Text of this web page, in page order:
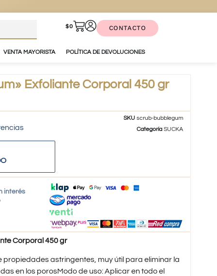
$0 CONTACTO
VENTA MAYORISTA POLÍTICA DE DEVOLUCIONES
Exfoliante Corporal 450 gr
SKUscrub-bubblegum
Categoría SUCKA
interés
Corporal 450 gr
propiedades astringentes, muy útil para eliminar la
en los porosModo de uso: Aplicar en todo el